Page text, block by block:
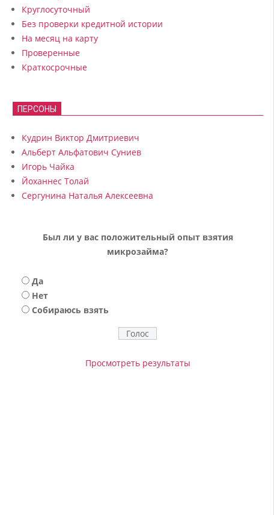
Круглосуточный
Без проверки кредитной истории
На месяц на карту
Проверенные
Краткосрочные
ПЕРСОНЫ
Кудрин Виктор Дмитриевич
Альберт Альфатович Суниев
Игорь Чайка
Йоханнес Толай
Сергунина Наталья Алексеевна
Был ли у вас положительный опыт взятия
микрозайма?
Да
Нет
Собираюсь взять
Просмотреть результаты